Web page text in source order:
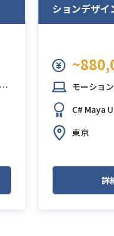
ションデザイ
モーショ
C# Maya
東京
詳